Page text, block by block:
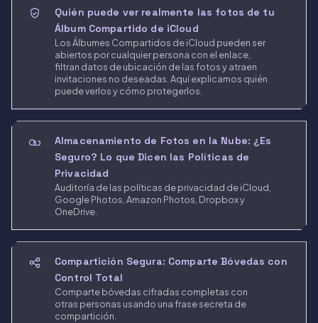
Quién puede ver realmente las fotos de tu
Álbum Compartido de iCloud
Los Álbumes Compartidos de iCloud pueden ser
abiertos por cualquier persona con el enlace,
filtran datos de ubicación de las fotos y atraen
invitaciones no deseadas. Aquí explicamos quién
puede verlos y cómo protegerlos.
Almacenamiento de Fotos en la Nube: ¿Es
Seguro? Lo que Dicen las Políticas de
Privacidad
Auditoría de las políticas de privacidad de iCloud,
Google Photos, Amazon Photos, Dropbox y
OneDrive.
Compartición Segura: Comparte Bóvedas con
Control Total
Comparte bóvedas cifradas completas con
otras personas usando una frase secreta de
compartición.